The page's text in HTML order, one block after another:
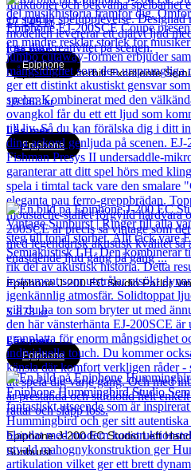
17 145kr
Läs mer
Epiphone
Epiphone Masterbilt Excellente
16 068kr
Läs mer
Epiphone
Epiphone J-200 EC Studio Parlor
5 873kr
Läs mer
Epiphone
Epiphone J-200 EC Studio Left
Sunburst